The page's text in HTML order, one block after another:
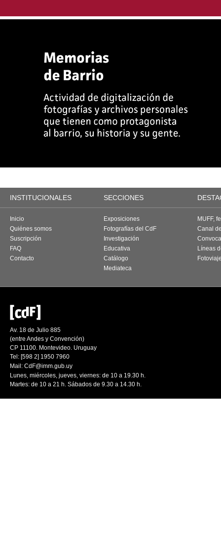
INSTITUCIONALES SECCIONES
Inicio
Quiénes somos
Suscripción
FAQ
Contacto
Exposiciones
Fotografías del CdF
Investigación
Educativa
Catálogo
Mediateca
MUFF,
Canal
Líneas
Av. 18 de Julio 885
(entre Andes y Convención)
CP 11100. Montevideo. Uruguay
Tel: [598 2] 1950 7960
Mail: CdF@imm.gub.uy
Lunes, miércoles, jueves, viernes: de 10 a 19.30 h.
Martes: de 10 a 21 h. Sábados de 9.30 a 14.30 h.